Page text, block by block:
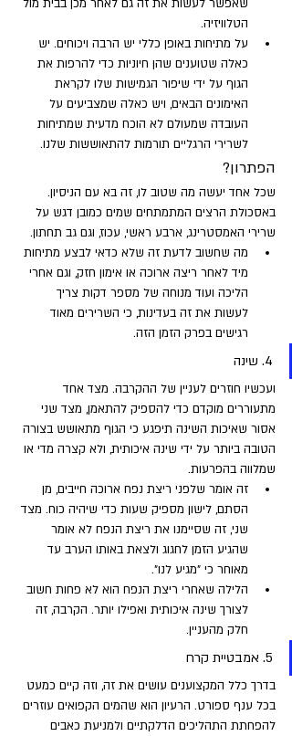
שאפשר לעשות את זה גם לאחר מכן בבית מול
הטלוויזיה.
על מתיחות באופן כללי יש הרבה ויכוחים. יש
כאלה שטוענים שהן חיוניות כדי להרפות את
הגוף על ידי שיפור הגמישות שלו לקראת
האימונים הבאים, ויש כאלה שמצביעים על
העובדה שמעולם לא הוכח מדעית שמתיחות
לשרירי הרגליים תורמות להתאוששות שלנו.
הפתרון?
שכל אחד יעשה מה שטוב לו, זה בא עם הניסיון.
באסכולת הרצים המתמתחים שמים כמובן דגש על
שרירי האמסטרינג, ארבע ראשי, עכוז, וגם גב תחתון.
מה שחשוב לדעת זה שלא כדאי לבצע מתיחות
מיד לאחר ריצה ארוכה או אימון חזק, וגם אחרי
הליכה ועוד מנוחה של מספר דקות צריך
לעשות את זה בעדינות, כי השרירים מאוד
רגישים בפרק הזמן הזה.
4. שינה
ועכשיו חוזרים לעניין של ההקרבה. מצד אחד
מתעוררים מוקדם כדי להספיק להתאמן, מצד שני
אסור שאיכות השינה תיפגע כי הגוף מתאושש בצורה
הטובה ביותר על ידי שינה איכותית, ולא קצרה מדי או
שמלווה בהפרעות.
זה אומר שלפני ריצת נפח ארוכה חייבים, מן
הסתם, לישון מספיק שעות כדי שיהיה כוח. מצד
שני, זה שסיימנו את ריצת הנפח לא אומר
שהגיע הזמן לחגוג ולצאת באותו הערב עד
מאוחר כי "מגיע לנו".
הלילה שאחרי ריצת הנפח הוא לא פחות חשוב
לצורך שינה איכותית ואפילו יותר. הקרבה, זה
חלק מהעניין.
5. אמבטיית קרח
בדרך כלל המקצוענים עושים את זה, וזה קיים כמעט
בכל ענף ספורט. הרעיון הוא שהמים הקפואים עוזרים
להפחתת התהליכים הדלקתיים ולמניעת כאבים